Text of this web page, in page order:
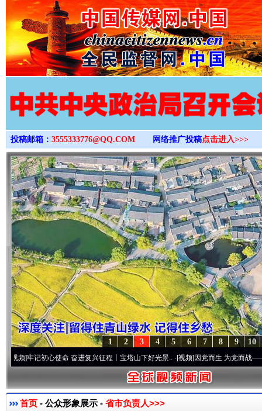
>
投稿邮箱： 3555333776@QQ.COM 网络推广投稿点击进入>>>
10
9
8
7
6
5
4
3
2
1
牢记初心使命 奋进复兴征程丨宝塔山下好光景..·[视频]因党而生 为党而战——百年“
首页 - 公众形象展示 - 省市负责人>>>